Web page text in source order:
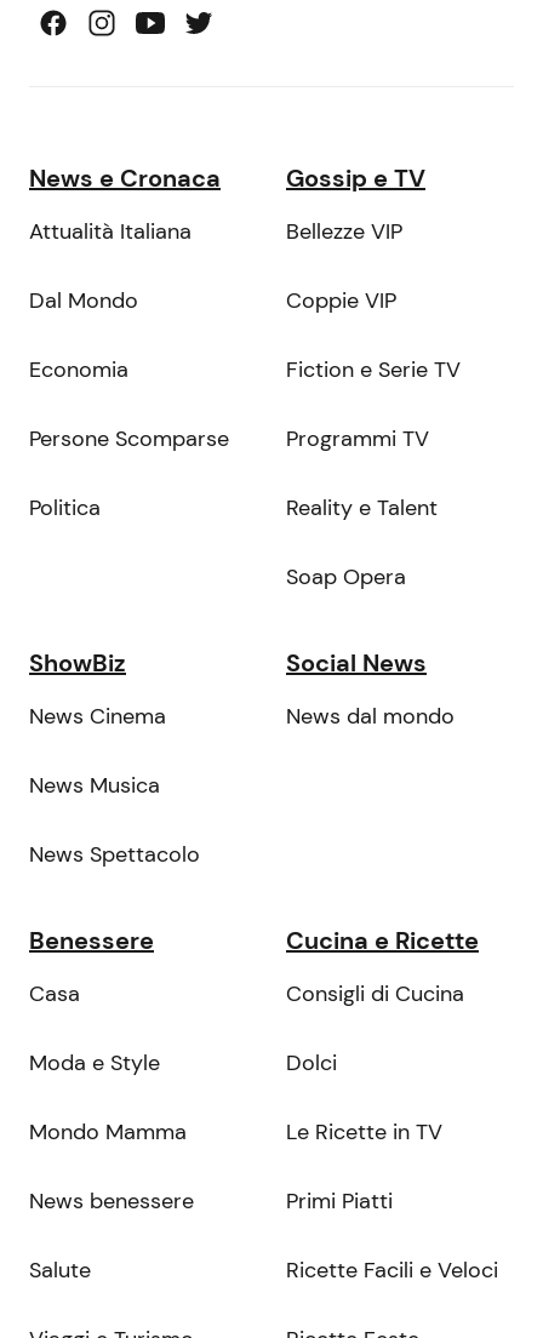
News e Cronaca
Attualità Italiana
Dal Mondo
Economia
Persone Scomparse
Politica
Gossip e TV
Bellezze VIP
Coppie VIP
Fiction e Serie TV
Programmi TV
Reality e Talent
Soap Opera
ShowBiz
News Cinema
News Musica
News Spettacolo
Social News
News dal mondo
Benessere
Casa
Moda e Style
Mondo Mamma
News benessere
Salute
Cucina e Ricette
Consigli di Cucina
Dolci
Le Ricette in TV
Primi Piatti
Ricette Facili e Veloci